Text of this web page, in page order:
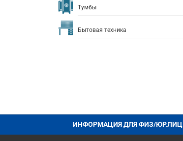
Тумбы
Бытовая техника
ИНФОРМАЦИЯ ДЛЯ ФИЗ/ЮР.ЛИЦ